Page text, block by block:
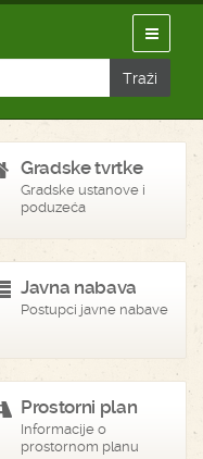
Gradske tvrtke
Gradske ustanove i
poduzeća
Javna nabava
Postupci javne nabave
Prostorni plan
Informacije o
prostornom planu